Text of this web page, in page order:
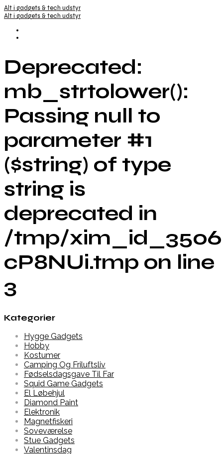
Alt i gadgets & tech udstyr
Alt i gadgets & tech udstyr
Deprecated:
mb_strtolower():
Passing null to
parameter #1
($string) of type
string is
deprecated in
/tmp/
cP8NUi.tmp on line
3
Kategorier
Hygge Gadgets
Hobby
Kostumer
Camping Og Friluftsliv
Fødselsdagsgave Til Far
Squid Game Gadgets
El Løbehjul
Diamond Paint
Elektronik
Magnetfiskeri
Soveværelse
Stue Gadgets
Valentinsdag